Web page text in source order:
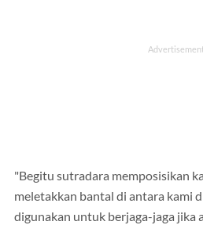
"Begitu sutradara memposisikan
meletakkan bantal di antara kami
digunakan untuk berjaga-jaga jika